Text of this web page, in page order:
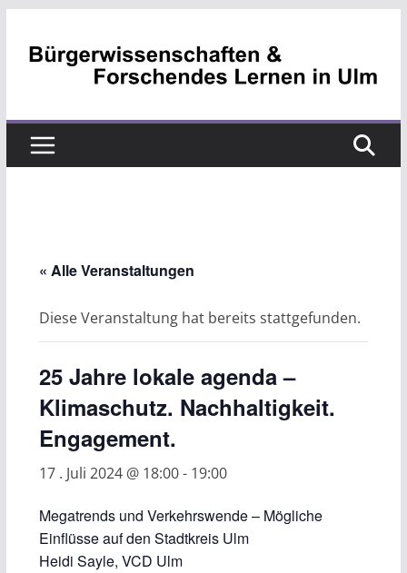
Inhalt
« Alle Veranstaltungen
Diese Veranstaltung hat bereits stattgefunden.
25 Jahre lokale agenda –
Klimaschutz. Nachhaltigkeit.
Engagement.
17 . Juli 2024 @ 18:00- 19:00
Megatrends und Verkehrswende – Mögliche
Einflüsse auf den Stadtkreis Ulm
Heidi Sayle, VCD Ulm